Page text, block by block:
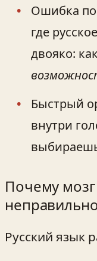
Ошибка
где
двояко: как
Быстрый
внутри
Почему
Русский язык